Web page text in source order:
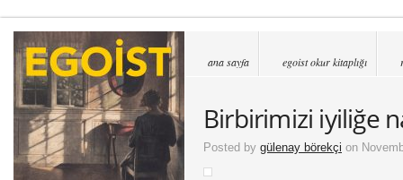
ana sayfa egoist okur kitaplığı
Birbirimizi iyiliğe
Posted by gülenay börekçi on